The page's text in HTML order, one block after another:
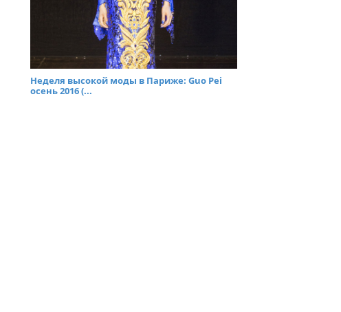
Неделя высокой моды в Париже: Guo Pei
осень 2016 (...